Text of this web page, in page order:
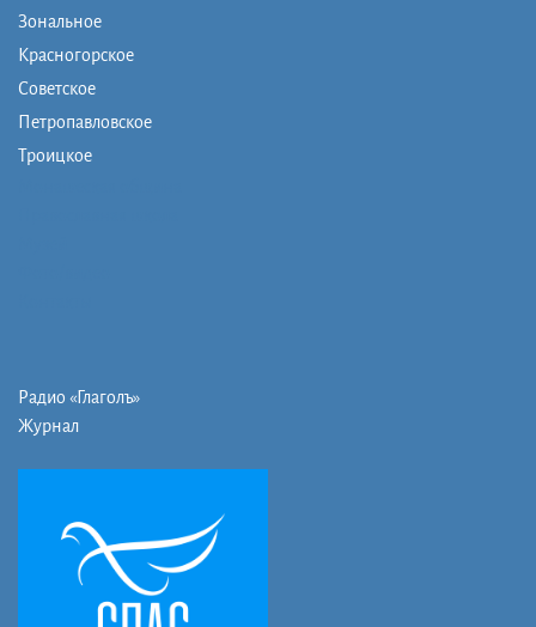
Зональное
Красногорское
Советское
Петропавловское
Троицкое
Радио «Глаголъ»
Журнал